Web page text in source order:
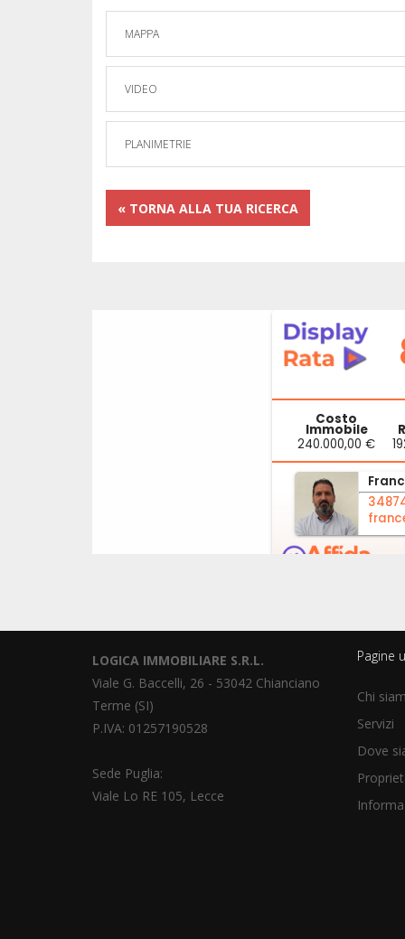
MAPPA
VIDEO
PLANIMETRIE
LOGICA IMMOBILIARE S.R.L.
Viale G. Baccelli, 26 - 53042 Chianciano
Terme (SI)
P.IVA: 01257190528
Sede Puglia:
Viale Lo RE 105, Lecce
Pagine
Chi
Servizi
Dove